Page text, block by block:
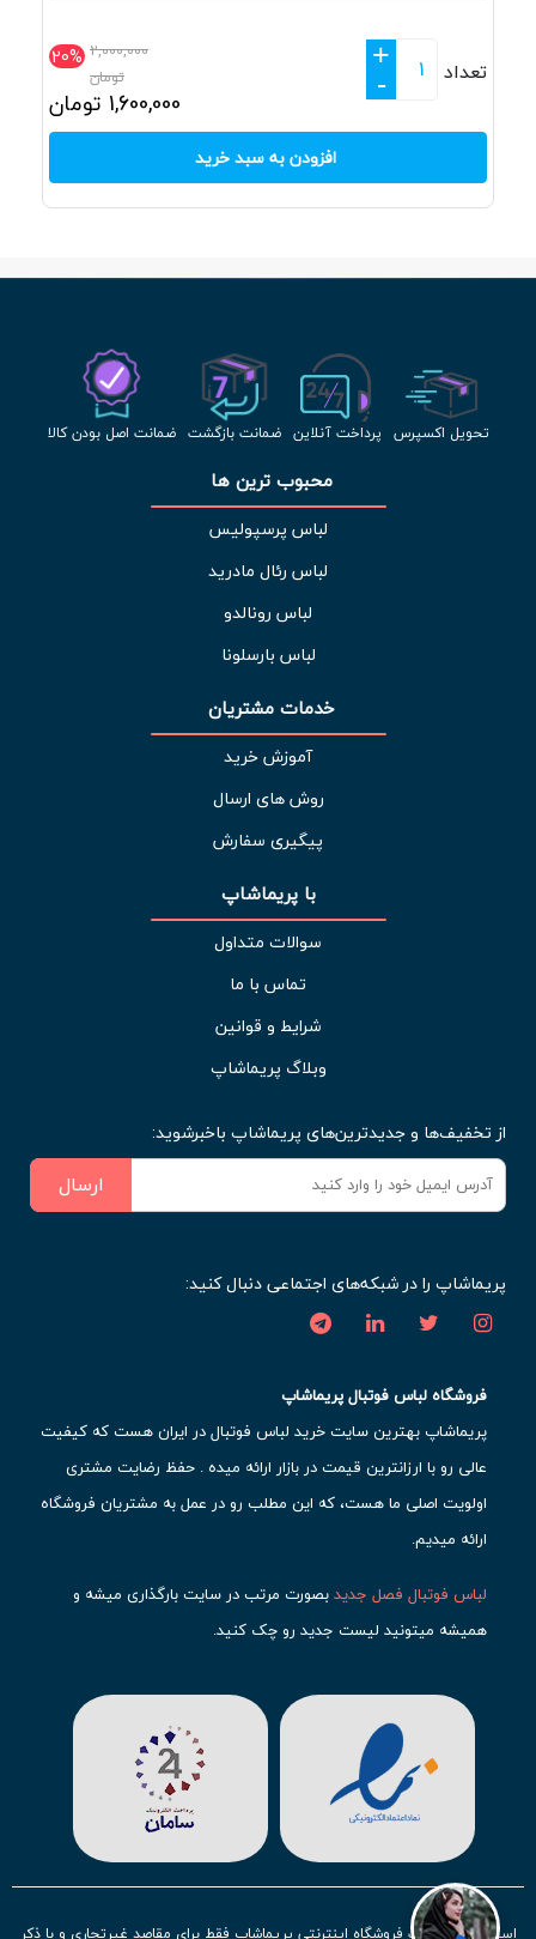
20% 2,000,000
تومان
1,600,000 تومان
تعداد
+
-
افزودن به سبد خرید
تحویل اکسپرس پرداخت آنلاین ضمانت بازگشت ضمانت اصل بودن کالا
محبوب ترین ها
لباس پرسپولیس
لباس رئال مادرید
لباس رونالدو
لباس بارسلونا
خدمات مشتریان
آموزش خرید
روش های ارسال
پیگیری سفارش
با پریماشاپ
سوالات متداول
تماس با ما
شرایط و قوانین
وبلاگ پریماشاپ
از تخفیف‌ها و جدیدترین‌های پریماشاپ باخبرشوید:
ارسال
پریماشاپ را در شبکه‌های اجتماعی دنبال کنید:
فروشگاه لباس فوتبال پریماشاپ
پریماشاپ بهترین سایت خرید لباس فوتبال در ایران هست که کیفیت
عالی رو با ارزانترین قیمت در بازار ارائه میده . حفظ رضایت مشتری
اولویت اصلی ما هست، که این مطلب رو در عمل به مشتریان فروشگاه
ارائه میدیم.
لباس فوتبال فصل جدیدبصورت مرتب در سایت بارگذاری میشه و
همیشه میتونید لیست جدید رو چک کنید.
حتما مشاهده کنید که قطعا برای تیم های مطرح دنیای فوتبال، تعداد
بیشتری محصول موجود میشه. این مورد شامل
لباس رئال مادرید
لباس اینتر میامی لباس منچستر سیتی
آث میلان میشه.
در ایران هملباس استقلال،لباس پرسپولیسولباس تیم ملی
ایرانتوجه زیادی بشون شده و تقریبا تمام محصولاتشون رو موجود
استفاده از مطالب فروشگاه اینترنتی پریماشاپ فقط برای مقاصد غیرتجاری و با ذکر